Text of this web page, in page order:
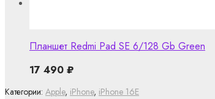
Категории: Apple, iPhone, iPhone 16E
Планшет Redmi Pad SE 6/128 Gb Green
17 490 ₽